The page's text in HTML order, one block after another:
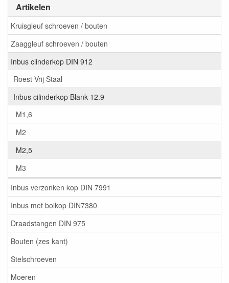
Artikelen
Kruisgleuf schroeven / bouten
Zaaggleuf schroeven / bouten
Inbus clinderkop DIN 912
Roest Vrij Staal
Inbus cilinderkop Blank 12.9
M1,6
M2
M2,5
M3
Inbus verzonken kop DIN 7991
Inbus met bolkop DIN7380
Draadstangen DIN 975
Bouten (zes kant)
Stelschroeven
Moeren